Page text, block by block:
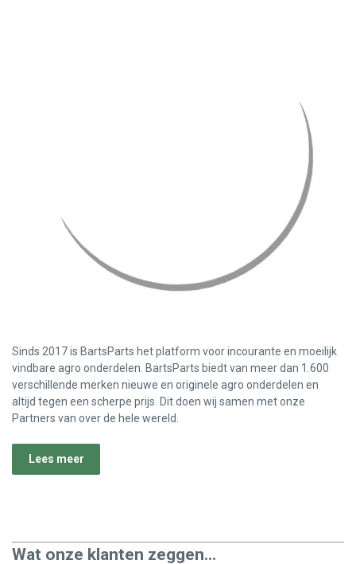
Sinds 2017 is BartsParts het platform voor incourante en moeilijk
vindbare agro onderdelen. BartsParts biedt van meer dan 1.600
verschillende merken nieuwe en originele agro onderdelen en
altijd tegen een scherpe prijs. Dit doen wij samen met onze
Partners van over de hele wereld.
Lees meer
Wat onze klanten zeggen...